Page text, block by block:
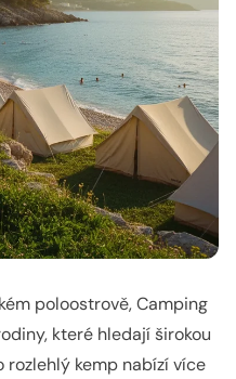
poloostrově, Camping
které hledají širokou
rozlehlý kemp nabízí více